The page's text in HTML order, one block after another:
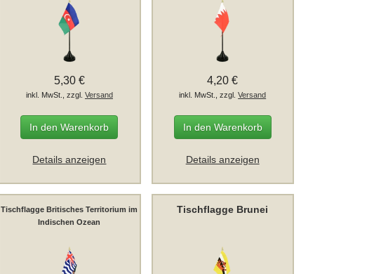
5,30 €
inkl. MwSt., zzgl. Versand
In den Warenkorb
Details anzeigen
4,20 €
inkl. MwSt., zzgl.Versand
In den Warenkorb
Details anzeigen
Tischflagge Britisches Territorium im
Indischen Ozean
Tischflagge Brunei